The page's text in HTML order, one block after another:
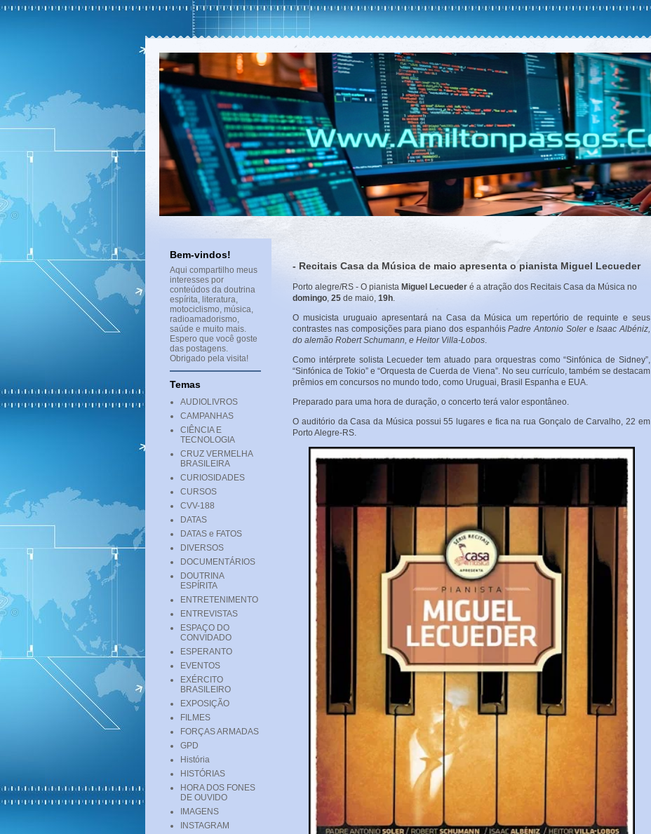
- Recitais Casa da Música de maio apresenta o pianista Miguel Lecueder
Porto alegre/RS - O pianista Miguel Lecueder é a atração dos Recitais Casa da Música no
domingo, 25 de maio, 19h.
O musicista uruguaio apresentará na Casa da Música um repertório de requinte e seus
contrastes nas composições para piano dos espanhóisPadre Antonio Soler e Isaac Albéniz,
do alemão Robert Schumann, e Heitor Villa-Lobos.
Como intérprete solista Lecueder tem atuado para orquestras como “Sinfónica de Sidney”,
“Sinfónica de Tokio” e “Orquesta de Cuerda de Viena”. No seu currículo, também se destacam
prêmios em concursos no mundo todo, como Uruguai, Brasil Espanha e EUA.
Preparado para uma hora de duração, o concerto terá valor espontâneo.
O auditório da Casa da Música possui 55 lugares e fica na rua Gonçalo de Carvalho, 22 em
Porto Alegre-RS.
Bem-vindos!
Aqui compartilho meus
interesses por
conteúdos da doutrina
espírita, literatura,
motociclismo, música,
radioamadorismo,
saúde e muito mais.
Espero que você goste
das postagens.
Obrigado pela visita!
Temas
AUDIOLIVROS
CAMPANHAS
CIÊNCIA E
TECNOLOGIA
CRUZ VERMELHA
BRASILEIRA
CURIOSIDADES
CURSOS
CVV-188
DATAS
DATAS e FATOS
DIVERSOS
DOCUMENTÁRIOS
DOUTRINA
ESPÍRITA
ENTRETENIMENTO
ENTREVISTAS
ESPAÇO DO
CONVIDADO
ESPERANTO
EVENTOS
EXÉRCITO
BRASILEIRO
EXPOSIÇÃO
FILMES
FORÇAS ARMADAS
GPD
História
HISTÓRIAS
HORA DOS FONES
DE OUVIDO
IMAGENS
INSTAGRAM